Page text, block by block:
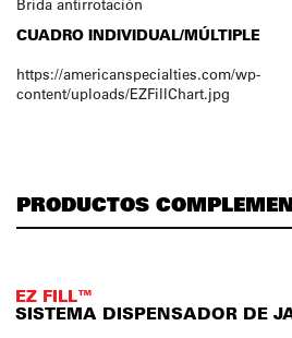
Brida antirrotación
CUADRO INDIVIDUAL/MÚLTIPLE
https://americanspecialties.com/wp-
content/uploads/EZFillChart.jpg
PRODUCTOS
EZ FILL™
SISTEMA DISPENSADOR DE